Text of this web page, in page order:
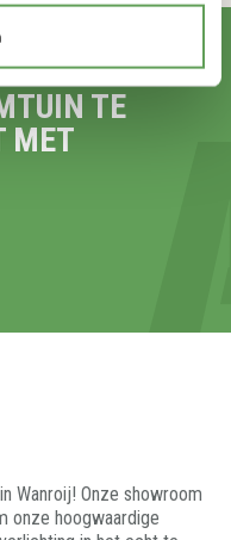
TE
MET
Wanroij! Onze showroom
onze hoogwaardige